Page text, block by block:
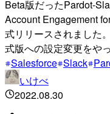
Beta版だったPardot-
Account Engagement
式リリースされました
式版への設定変更をや
Salesforce Slack
いけべ
2022.08.30